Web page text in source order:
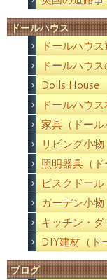
ドールハウス
ドールハウ
ドールハウ
Dolls House
ドールハウ
家具（ドール
リビング小物
照明器具（ド
ビスクドール
ガーデン小物
キッチン・ダ
DIY建材（ド
ブログ